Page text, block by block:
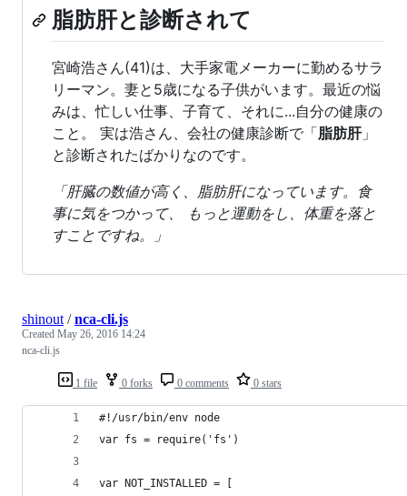
脂肪肝と診断されて
宮崎浩さん(41)は、大手家電メーカーに勤めるサラ
リーマン。妻と5歳になる子供がいます。最近の悩
みは、忙しい仕事、子育て、それに...自分の健康の
こと。 実は浩さん、会社の健康診断で「脂肪肝」
と診断されたばかりなのです。
「肝臓の数値が高く、脂肪肝になっています。食
事に気をつかって、 もっと運動をし、体重を落と
すことですね。」
1 file 0 forks 0 comments 0 stars
shinout /nca-cli.js
Created May 26, 2016 14:24
nca-cli.js
#!/usr/bin/env node
var fs = require('fs')
var NOT_INSTALLED = [